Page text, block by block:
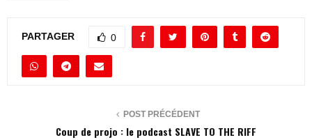
PARTAGER 0
POST PRÉCÉDENT
Coup de projo : le podcast SLAVE TO THE RIFF